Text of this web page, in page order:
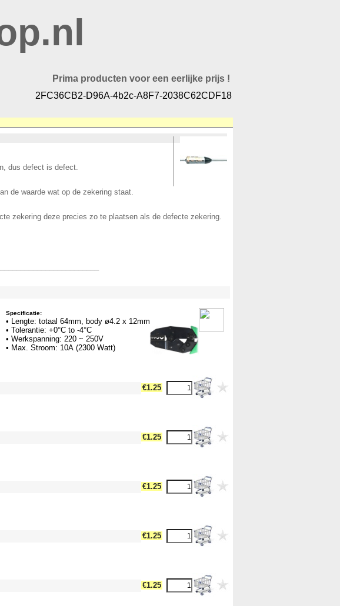
Prima producten voor een eerlijke prijs !
2FC36CB2-D96A-4b2c-A8F7-2038C62CDF18
dus defect is defect.
de waarde wat op de zekering staat.
zekering deze precies zo te plaatsen als de defecte zekering.
--><!-- MakeFullWidth9 --><!-- MakeFullWidth10 --><!-- MakeFullWidth11 --><!-- MakeFullWidth12 --><!-- MakeFullWidth13 --><!-- MakeFullWidth14 --><!-- MakeFullWidth15 --><!-- MakeFullWidth16 --><!-- MakeFullWidth17 --><!-- MakeFullWidth18 --><!-- MakeFullWidth19 -->
Specificatie:
• Lengte: totaal 64mm, body ø4.2 x 12mm
• Tolerantie: +0°C to -4°C
• Werkspanning: 220 ~ 250V
• Max. Stroom: 10A (2300 Watt)
MakeFullWidth13 --><!-- MakeFullWidth14 --><!-- MakeFullWidth15 --><!-- MakeFullWidth16 --><!-- MakeFullWidth17 --><!-- MakeFullWidth18 --><!-- MakeFullWidth19 -->
€1.25
MakeFullWidth13 --><!-- MakeFullWidth14 --><!-- MakeFullWidth15 --><!-- MakeFullWidth16 --><!-- MakeFullWidth17 --><!-- MakeFullWidth18 --><!-- MakeFullWidth19 -->
€1.25
MakeFullWidth13 --><!-- MakeFullWidth14 --><!-- MakeFullWidth15 --><!-- MakeFullWidth16 --><!-- MakeFullWidth17 --><!-- MakeFullWidth18 --><!-- MakeFullWidth19 -->
€1.25
MakeFullWidth13 --><!-- MakeFullWidth14 --><!-- MakeFullWidth15 --><!-- MakeFullWidth16 --><!-- MakeFullWidth17 --><!-- MakeFullWidth18 --><!-- MakeFullWidth19 -->
€1.25
MakeFullWidth13 --><!-- MakeFullWidth14 --><!-- MakeFullWidth15 --><!-- MakeFullWidth16 --><!-- MakeFullWidth17 --><!-- MakeFullWidth18 --><!-- MakeFullWidth19 -->
€1.25